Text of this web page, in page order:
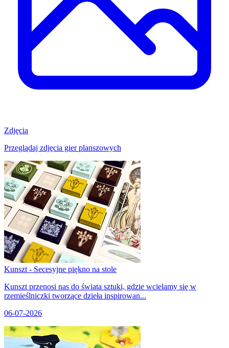
Zdjęcia
Przeglądaj zdjęcia gier planszowych
Kunszt - Secesyjne piękno na stole
Kunszt przenosi nas do świata sztuki, gdzie wcielamy się w
rzemieślniczki tworzące dzieła inspirowan...
06-07-2026